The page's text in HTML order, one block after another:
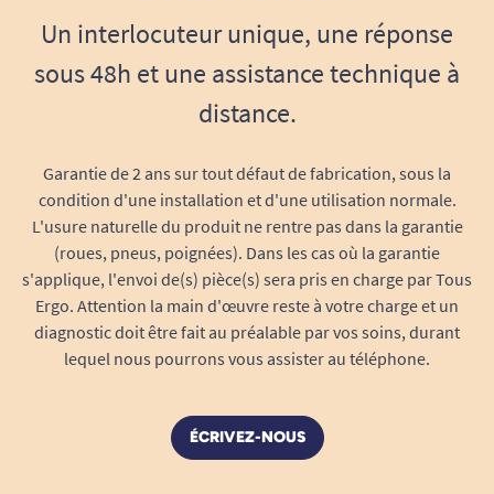
téléphone, clés, petites courses ou affaires
du quotidien
roulant, mais aussi pratique lors de
Assure un accès rapide à vos objets sans
poser le sac à chaque arrêt
Réduit le risque de chute ou de perte de
votre sac pendant les déplacements
Installation intuitive et rapide
L’installation de labandoulière Quokka
s’effectue en quelques secondes : accrochez
prévus sur votre petit sac Quokka (réf TE-3548)
et ajustez la longueur de la sangle selon vos
Un interlocuteur unique, une réponse
sous 48h et une assistance technique à
distance.
Garantie de 2 ans sur tout défaut de fabrication, sous la
condition d'une installation et d'une utilisation normale.
L'usure naturelle du produit ne rentre pas dans la garantie
(roues, pneus, poignées). Dans les cas où la garantie
s'applique, l'envoi de(s) pièce(s) sera pris en charge par Tous
Ergo. Attention la main d'œuvre reste à votre charge et un
diagnostic doit être fait au préalable par vos soins, durant
lequel nous pourrons vous assister au téléphone.
ÉCRIVEZ-NOUS